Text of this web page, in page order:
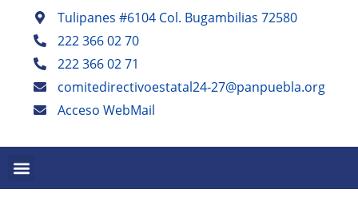
Tulipanes #6104 Col. Bugambilias 72580
222 366 02 70
222 366 02 71
comitedirectivoestatal24-27@panpuebla.org
Acceso WebMail